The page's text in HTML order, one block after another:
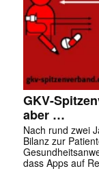
GKV-
aber …
Nach rund zwei
Bilanz zur
dass Apps auf